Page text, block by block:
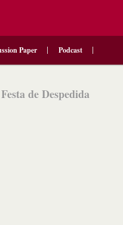
Paper Podcast
de Despedida